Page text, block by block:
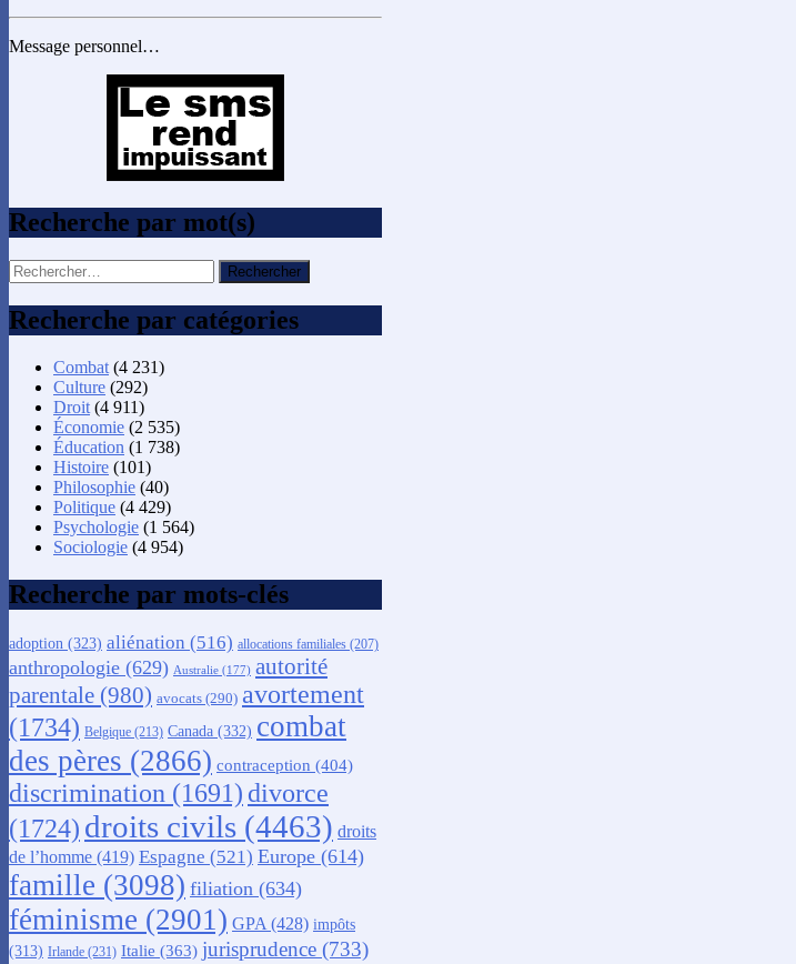
Message personnel…
Recherche par mot(s)
Rechercher :
Recherche par catégories
Combat (4 231)
Culture (292)
Droit (4 911)
Économie (2 535)
Éducation (1 738)
Histoire (101)
Philosophie (40)
Politique (4 429)
Psychologie (1 564)
Sociologie (4 954)
Recherche par mots-clés
adoption (323) aliénation (516) allocations familiales (207)
anthropologie (629) Australie (177) autorité
parentale (980) avocats (290) avortement
(1734) Belgique (213) Canada (332) combat
des pères (2866) contraception (404)
discrimination (1691) divorce
(1724) droits civils (4463) droits
de l’homme (419) Espagne (521) Europe (614)
famille (3098) filiation (634)
féminisme (2901) GPA (428) impôts
(313) Irlande (231) Italie (363) jurisprudence (733)